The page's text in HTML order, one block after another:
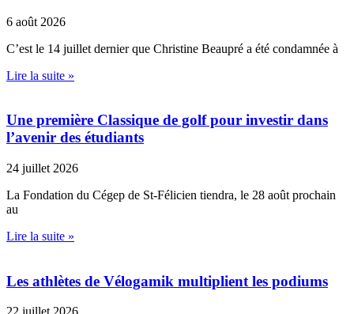
6 août 2026
C’est le 14 juillet dernier que Christine Beaupré a été condamnée à
Lire la suite »
Une première Classique de golf pour investir dans
l’avenir des étudiants
24 juillet 2026
La Fondation du Cégep de St-Félicien tiendra, le 28 août prochain
au
Lire la suite »
Les athlètes de Vélogamik multiplient les podiums